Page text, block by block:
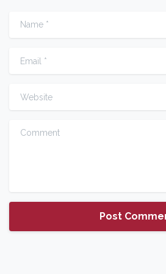
Name
Email
Website
Comment